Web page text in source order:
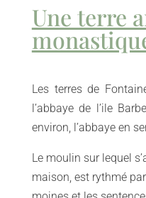
Une terre
Les terres de
l’abbaye de l’ile
environ, l’abbaye en
Le moulin sur lequel
maison, est rythmé